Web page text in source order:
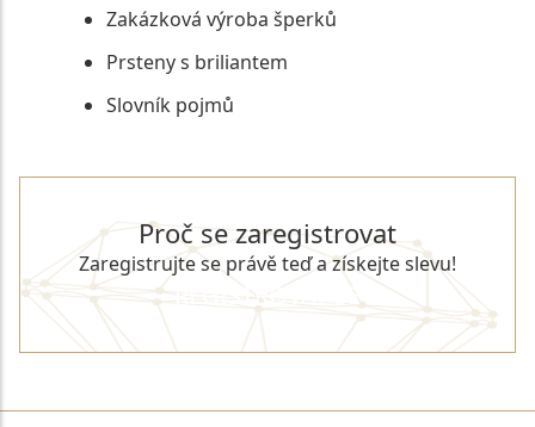
Zakázková výroba šperků
Prsteny s briliantem
Slovník pojmů
Proč se zaregistrovat
Zaregistrujte se právě teď a získejte slevu!
REGISTROVAT SE